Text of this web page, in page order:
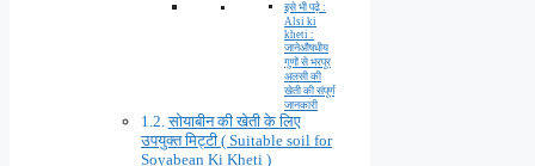
इसे भी पढ़े :
Alsi ki
kheti :
जानेऔषधीय
गुणों से भरपूर
अलसी की
खेती की संपूर्ण
जानकारी
सोयाबीन की खेती के लिए
उपयुक्त मिट्टी ( Suitable soil for
Soyabean Ki Kheti )